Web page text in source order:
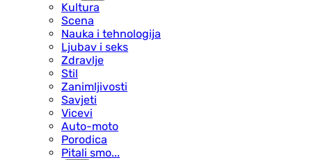
Kultura
Scena
Nauka i tehnologija
Ljubav i seks
Zdravlje
Stil
Zanimljivosti
Savjeti
Vicevi
Auto-moto
Porodica
Pitali smo...